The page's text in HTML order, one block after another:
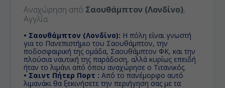
Αναχώρηση από Σαουθάμπτον (Λονδίνο),
Αγγλία
• Σαουθάμπτον (Λονδίνο): H πόλη είναι γνωστή
για το Πανεπιστήμιο του Σαουθάμπτον, την
ποδοσφαιρική της ομάδα, Σαουθάμπτον ΦΚ, και την
πλούσια ναυτική της παράδοση, αλλά κυρίως επειδή
ήταν το λιμάνι από όπου αναχώρησε ο Τιτανικός.
• Σαιντ Πήτερ Πορτ : Από το πανέμορφο αυτό
λιμανάκι θα ξεκινήσετε την περιήγηση σας με τα